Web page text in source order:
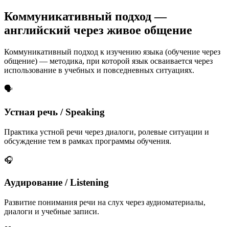
Коммуникативный подход —
английский через живое общение
Коммуникативный подход к изучению языка (обучение через
общение) — методика, при которой язык осваивается через
использование в учебных и повседневных ситуациях.
🗣️
Устная речь / Speaking
Практика устной речи через диалоги, ролевые ситуации и
обсуждение тем в рамках программы обучения.
🎧
Аудирование / Listening
Развитие понимания речи на слух через аудиоматериалы,
диалоги и учебные записи.